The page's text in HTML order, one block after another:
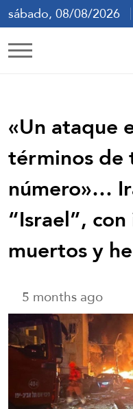
sábado, 08/08/2026
«Un ataque
términos de
número»…
“Israel”,
muertos y
5 months ago